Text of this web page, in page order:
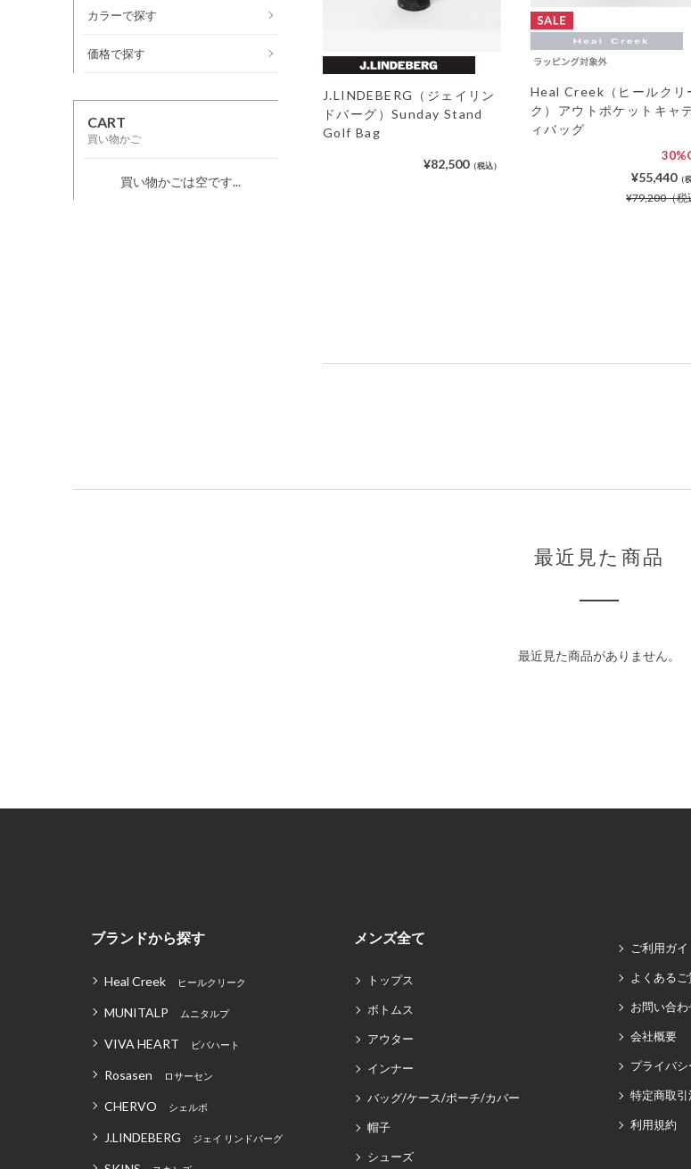
カラーで探す
価格で探す
CART
買い物かご
買い物かごは空です...
J.LINDEBERG（ジェイリン
ドバーグ）Sunday Stand
Golf Bag
¥82,500（税込）
Heal Creek（ヒールクリ
ク）アウトポケットキャ
ィバッグ
¥55,440（
¥79,200（税
最近見た商品
最近見た商品がありません。
ブランドから探す
Heal Creek ヒールクリーク
MUNITALP ムニタルプ
VIVA HEART ビバハート
Rosasen ロサーセン
CHERVO シェルボ
J.LINDEBERG ジェイ リンドバーグ
メンズ全て
トップス
ボトムス
アウター
インナー
バッグ/ケース/ポーチ/カバー
帽子
シューズ
ご利用ガイ
よくあるご
お問い合わ
会社概要
プライバ
特定商取
利用規約